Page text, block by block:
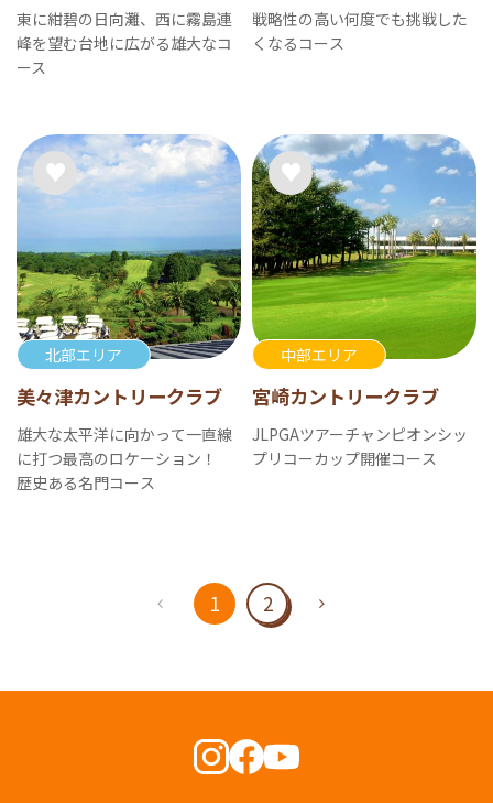
東に紺碧の日向灘、西に霧島連
峰を望む台地に広がる雄大なコ
ース
戦略性の高い何度でも挑戦した
くなるコース
北部エリア
美々津カントリークラブ
雄大な太平洋に向かって一直線
に打つ最高のロケーション！
歴史ある名門コース
中部エリア
宮崎カントリークラブ
JLPGAツアーチャンピオンシッ
プリコーカップ開催コース
1 2